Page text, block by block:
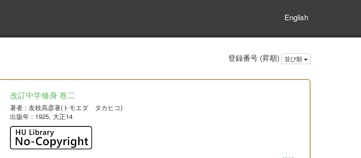
English
登録番号 (昇順) 並び順
改訂中学修身 巻二
著者: 友枝高彦著(トモエダ タカヒコ)
出版年: 1925, 大正14